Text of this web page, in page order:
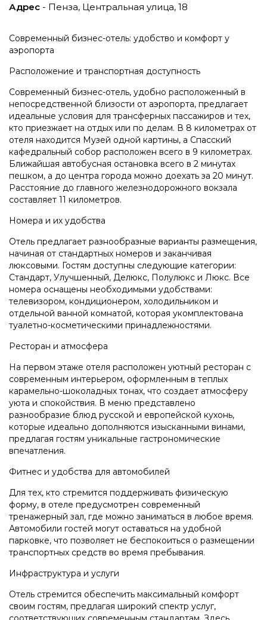
Адрес - Пенза, Центральная улица, 18
Современный бизнес-отель: удобство и комфорт у
аэропорта
Расположение и транспортная доступность
Современный бизнес-отель, удобно расположенный в
непосредственной близости от аэропорта, предлагает
идеальные условия для трансферных пассажиров и тех,
кто приезжает на отдых или по делам. В 8 километрах от
отеля находится Музей одной картины, а Спасский
кафедральный собор расположен всего в 9 километрах.
Ближайшая автобусная остановка всего в 2 минутах
пешком, а до центра города можно доехать за 20 минут.
Расстояние до главного железнодорожного вокзала
составляет 11 километров.
Номера и их удобства
Отель предлагает разнообразные варианты размещения,
начиная от стандартных номеров и заканчивая
люксовыми. Гостям доступны следующие категории:
Стандарт, Улучшенный, Делюкс, Полулюкс и Люкс. Все
номера оснащены необходимыми удобствами:
телевизором, кондиционером, холодильником и
отдельной ванной комнатой, которая укомплектована
туалетно-косметическими принадлежностями.
Ресторан и атмосфера
На первом этаже отеля расположен уютный ресторан с
современным интерьером, оформленным в теплых
карамельно-шоколадных тонах, что создает атмосферу
уюта и спокойствия. В меню представлено
разнообразие блюд русской и европейской кухонь,
которые идеально дополняются изысканными винами,
предлагая гостям уникальные гастрономические
впечатления.
Фитнес и удобства для автомобилей
Для тех, кто стремится поддерживать физическую
форму, в отеле предусмотрен современный
тренажерный зал, где можно заниматься в любое время.
Автомобили гостей могут оставаться на удобной
парковке, что позволяет не беспокоиться о размещении
транспортных средств во время пребывания.
Инфраструктура и услуги
Отель стремится обеспечить максимальный комфорт
своим гостям, предлагая широкий спектр услуг,